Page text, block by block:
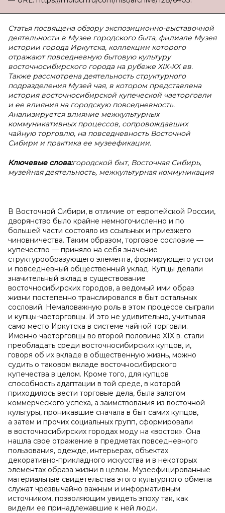
Статья посвящена обзору экспозиционно-выставочной
деятельности в Музее городского быта, филиале Музея
истории города Иркутска, коллекции которого
отражают повседневную бытовую культуру
восточносибирского города на рубеже XIX-XXвв.
Также рассмотрена деятельность структурного
подразделения Музей чая, в котором представлена
история восточносибирской купеческой чаеторговли
и ее влияния на городскую повседневность.
Анализируется влияние межкультурных
коммуникативных процессов, сопровождавших
чайную торговлю, на повседневность Восточной
Сибири и практика ее музеефикации.
Ключевые слова:городской быт, Восточная Сибирь,
музейная деятельность, межкультурная коммуникация
В Восточной Сибири, в отличие от европейской России,
дворянство было крайне немногочисленно и по
большей части состояло из ссыльных и приезжего
чиновничества. Таким образом, торговое сословие —
купечество — приняло на себя значение
структурообразующего элемента, формирующего устои
и повседневный общественный уклад. Купцы делали
значительный вклад в существование
восточносибирских городов, а ведомый ими образ
жизни постепенно транслировался в быт остальных
сословий. Немаловажную роль в этом процессе сыграли
и купцы-чаеторговцы. И это не удивительно, учитывая
само место Иркутска в системе чайной торговли.
Именно чаеторговцы во второй половине XIX в. стали
преобладать среди восточносибирских купцов, и,
говоря об их вкладе в общественную жизнь, можно
судить о таковом вкладе восточносибирского
купечества в целом. Кроме того, для купцов
способность адаптации в той среде, в которой
приходилось вести торговые дела, была залогом
коммерческого успеха, а заимствования из восточной
культуры, проникавшие сначала в быт самих купцов,
а затем и прочих социальных групп, сформировали
в восточносибирских городах моду на «восток». Она
нашла свое отражение в предметах повседневного
пользования, одежде, интерьерах, объектах
декоративно-прикладного искусства и в некоторых
элементах образа жизни в целом. Музеефицированные
материальные свидетельства этого культурного обмена
служат чрезвычайно важным и информативным
источником, позволяющим увидеть эпоху так, как
видели ее принадлежавшие к ней люди.